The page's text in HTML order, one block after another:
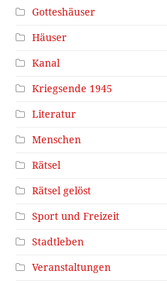
Gotteshäuser
Häuser
Kanal
Kriegsende 1945
Literatur
Menschen
Rätsel
Rätsel gelöst
Sport und Freizeit
Stadtleben
Veranstaltungen